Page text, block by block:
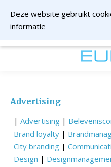
Advertising
| Advertising |
Brand loyalty |
City branding |
Design |
Deze website gebruikt
informatie